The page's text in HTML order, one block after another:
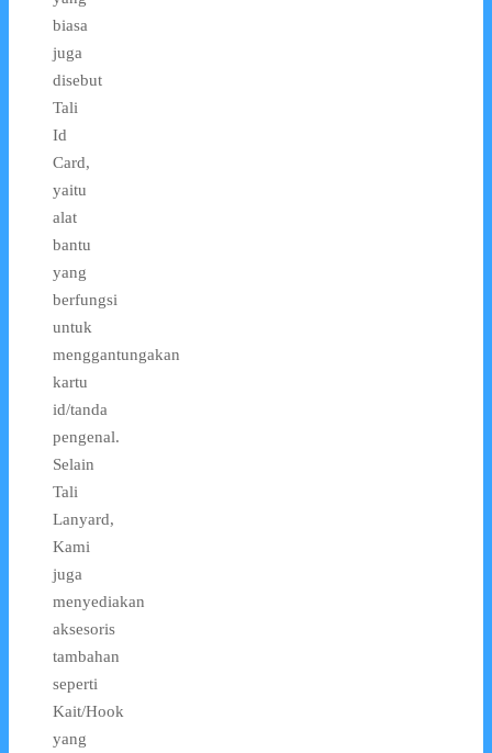
biasa
juga
disebut
Tali
Id
Card,
yaitu
alat
bantu
yang
berfungsi
untuk
menggantungakan
kartu
id/tanda
pengenal.
Selain
Tali
Lanyard,
Kami
juga
menyediakan
aksesoris
tambahan
seperti
Kait/Hook
yang